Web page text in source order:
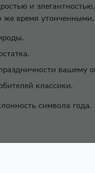
и
время утонченными.
вашему
классики.
символа года.
натуральные
фурнитурой или